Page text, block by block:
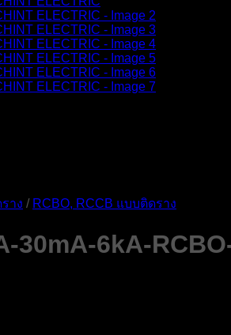
าง / RCBO, RCCB แบบติดราง
30mA-6kA-